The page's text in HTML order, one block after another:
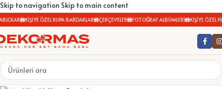
Skip to navigation Skip to main content
KİŞİYE ÖZEL KUPA BARDAKLAR ÇERÇEVELER FOTOĞRAF ALBÜMLERİ KİŞİYE ÖZEL
Satış